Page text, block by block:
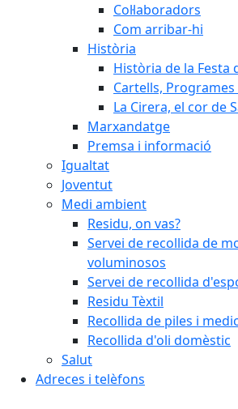
Col·laboradors
Com arribar-hi
Història
Història de la Festa
Cartells,
La Cirera, el cor de
Marxandatge
Premsa i informació
Igualtat
Joventut
Medi ambient
Residu, on vas?
Servei de recollida de
voluminosos
Servei de recollida
Residu Tèxtil
Recollida de piles i
Recollida d'oli domèstic
Salut
Adreces i telèfons